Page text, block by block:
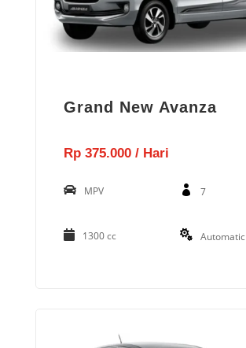
Grand New Avanza
Rp 375.000 / Hari
MPV 7
1300 cc Automatic